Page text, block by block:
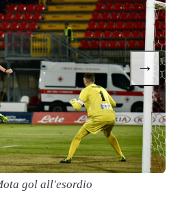
gol all'esordio
→